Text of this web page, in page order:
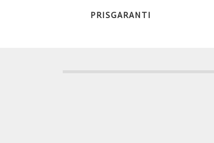
PRISGARANTI